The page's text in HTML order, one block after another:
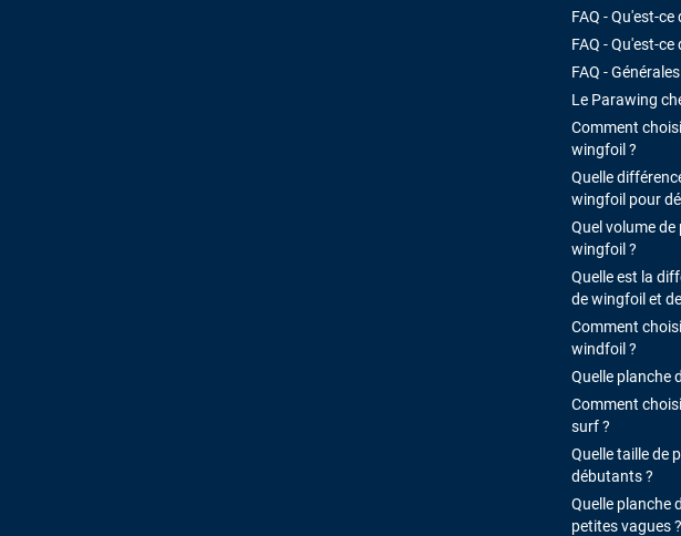
FAQ - Qu'est-ce
FAQ - Qu'est-ce
FAQ - Générales
Le Parawing
Comment
wingfoil ?
Quelle
wingfoil pour
Quel volume
wingfoil ?
Quelle est la
de wingfoil et
Comment
windfoil ?
Quelle planche
Comment
surf ?
Quelle taille de
débutants ?
Quelle planche
petites vagues ?